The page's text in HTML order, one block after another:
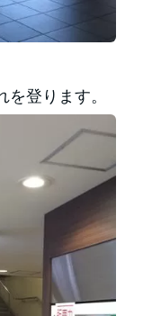
登ります。